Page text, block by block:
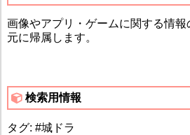
画像やアプリ・ゲームに関する情
元に帰属します。
検索用情報
タグ: #城ドラ